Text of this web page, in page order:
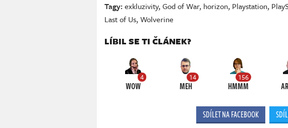
Tagy:exkluzivity,God of War, horizon, Playstation,
Last of Us,Wolverine
LÍBIL SE TI ČLÁNEK?
4
WOW
14
MEH
156
HMMM
SDÍLET NA FACEBOOK